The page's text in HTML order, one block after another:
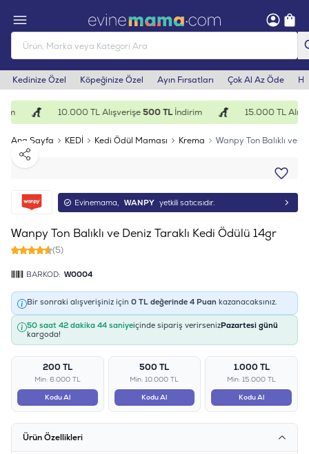
Kedinize Özel Köpeğinize Özel Ayın Fırsatları Çok Al Az Öde
10.000 TL Alışverişe500 TLİndirim 15.000 TL
Ana Sayfa KEDİ Kedi Ödül Maması Krema
Wanpy Ton Balıklı ve
Paylaş
Evinemama, WANPY yetkili satıcısıdır.
Wanpy Ton Balıklı ve Deniz Taraklı Kedi Ödülü 14gr
(5)
BARKOD: W0004
Bir sonraki alışverişiniz için 0 TL değerinde 4 Puan kazanacaksınız.
50 saat 42 dakika 43 saniyeiçinde sipariş verirsenizPazartesi günü
kargoda!
200 TL
Min: 6.000 TL
Kodu Al
500 TL
Min: 10.000 TL
Kodu Al
1.000 TL
Min: 15.000 TL
Kodu Al
Ürün Özellikleri